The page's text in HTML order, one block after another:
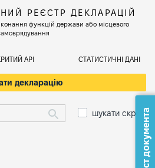
РЕЄСТР ДЕКЛАРАЦІЙ
функцій держави або місцевого
АРІ СТАТИСТИЧНІ ДАНІ
декларацію
шукати скрізьЗміст документа